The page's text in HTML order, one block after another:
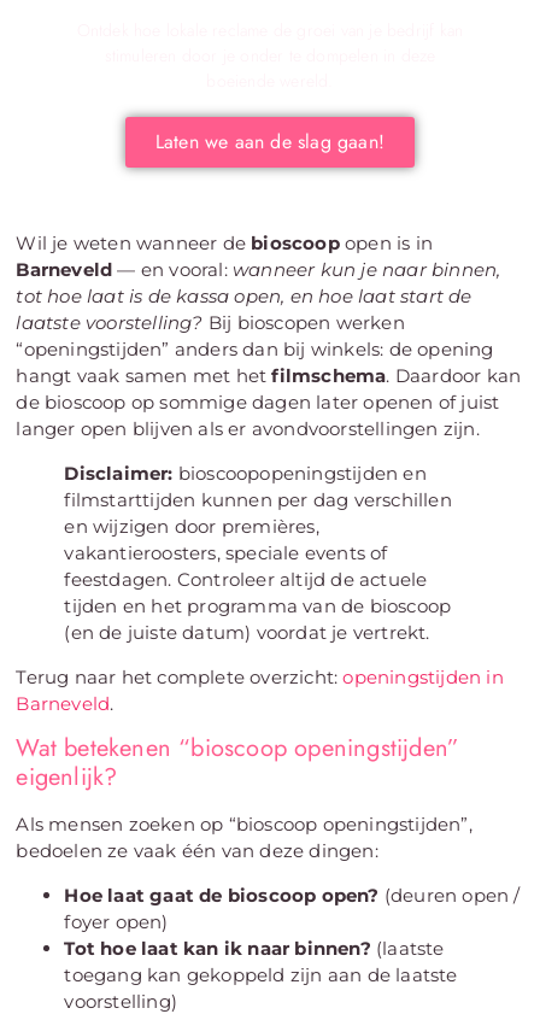
Wil je weten wanneer de bioscoopopen is in
Barneveld — en vooral: wanneer kun je naar binnen,
tot hoe laat is de kassa open, en hoe laat start de
laatste voorstelling? Bij bioscopen werken
“openingstijden” anders dan bij winkels: de opening
hangt vaak samen met hetfilmschema. Daardoor kan
de bioscoop op sommige dagen later openen of juist
langer open blijven als er avondvoorstellingen zijn.
Disclaimer: bioscoopopeningstijden en
filmstarttijden kunnen per dag verschillen
en wijzigen door premières,
vakantieroosters, speciale events of
feestdagen. Controleer altijd de actuele
tijden en het programma van de bioscoop
(en de juiste datum) voordat je vertrekt.
Terug naar het complete overzicht:openingstijden in
Barneveld.
Wat betekenen “bioscoop openingstijden”
eigenlijk?
Als mensen zoeken op “bioscoop openingstijden”,
bedoelen ze vaak één van deze dingen:
Hoe laat gaat de bioscoop open? (deuren open /
foyer open)
Tot hoe laat kan ik naar binnen? (laatste
toegang kan gekoppeld zijn aan de laatste
voorstelling)
Laten we aan de slag gaan!